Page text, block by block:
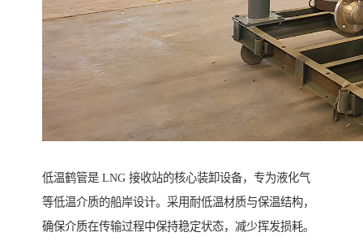
低温鹤管是 LNG 接收站的核心装卸设备，专为液化气
等低温介质的船岸设计。采用耐低温材质与保温结构，
确保介质在传输过程中保持稳定状态，减少挥发损耗。